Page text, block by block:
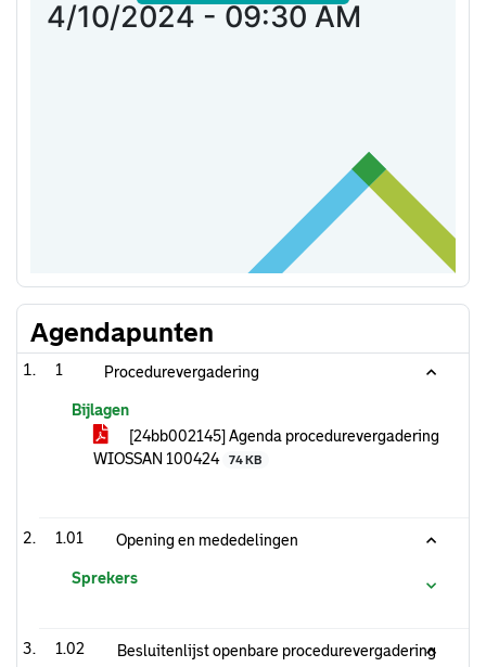
Agendapunten
1 Procedurevergadering
Bijlagen
[24bb002145] Agenda procedurevergadering
WIOSSAN 100424
74 KB
1.01 Opening en mededelingen
Sprekers
1.02
Besluitenlijst openbare procedurevergadering